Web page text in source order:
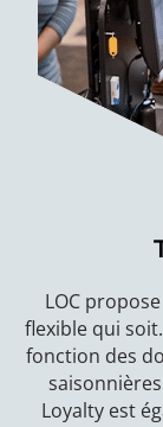
LOC
flexible qui
fonction des
Loyalty est